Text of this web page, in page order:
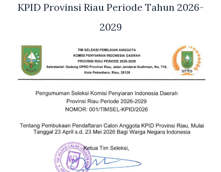
KPID Provinsi Riau Periode Tahun 2026-
2029